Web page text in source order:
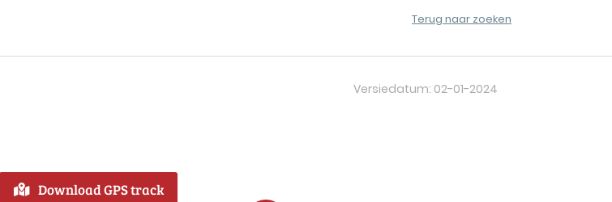
Terug naar zoeken
Versiedatum: 02-01-2024
Download GPS track